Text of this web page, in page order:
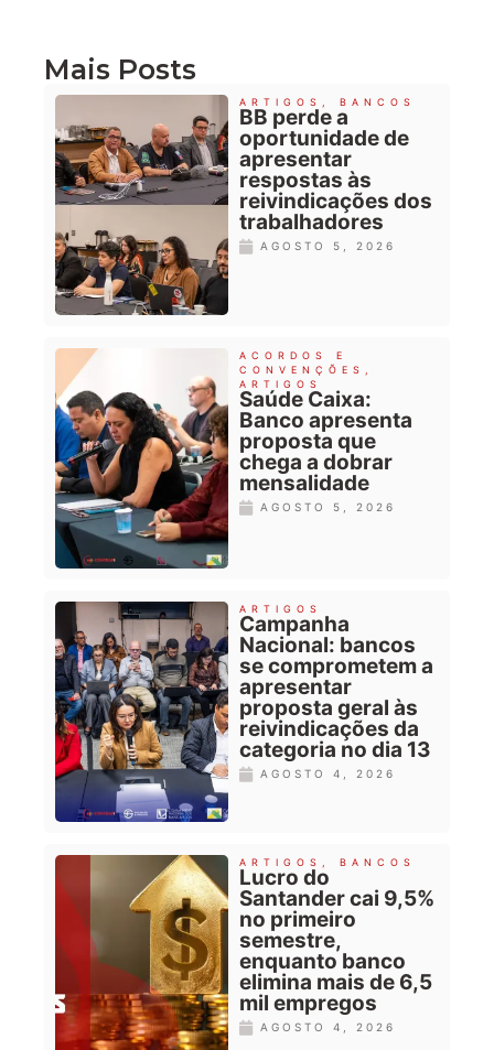
Mais Posts
ARTIGOS BANCOS
BB perde a
oportunidade de
apresentar
respostas às
reivindicações dos
trabalhadores
AGOSTO 5, 2026
ACORDOS E
CONVENÇÕES
ARTIGOS
Saúde Caixa:
Banco apresenta
proposta que
chega a dobrar
mensalidade
AGOSTO 5, 2026
ARTIGOS
Campanha
Nacional: bancos
se comprometem a
apresentar
proposta geral às
reivindicações da
categoria no dia 13
AGOSTO 4, 2026
ARTIGOS BANCOS
Lucro do
Santander cai 9,5%
no primeiro
semestre,
enquanto banco
elimina mais de 6,5
mil empregos
AGOSTO 4, 2026